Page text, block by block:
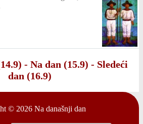
- Na dan (15.9) - Sledeći
dan (16.9)
© 2026 Na današnji dan